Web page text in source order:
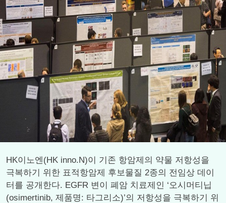
HK이노엔(HK inno.N)이 기존 항암제의 약물 저항성을
극복하기 위한 표적항암제 후보물질 2종의 전임상 데이
터를 공개한다. EGFR 변이 폐암 치료제인 ‘오시머티닙
(osimertinib, 제품명: 타그리소)’의 저항성을 극복하기 위